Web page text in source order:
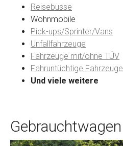
Preisvorstellung
Name*
Email
Reisebusse
Wohnmobile
Pick-ups/Sprinter/Vans
Unfallfahrzeuge
Fahrzeuge mit/ohne TÜV
Fahruntüchtige Fahrzeuge
Und viele weitere
Gebrauchtwagen